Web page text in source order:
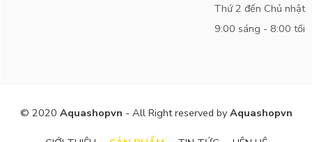
Thứ 2 đến Chủ nhật
9:00 sáng - 8:00 tối
© 2020 Aquashopvn - All Right reserved byAquashopvn